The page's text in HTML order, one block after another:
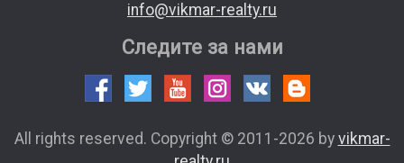
info@vikmar-realty.ru
Следите за нами
All rights reserved. Copyright © 2011-2026 by vikmar-